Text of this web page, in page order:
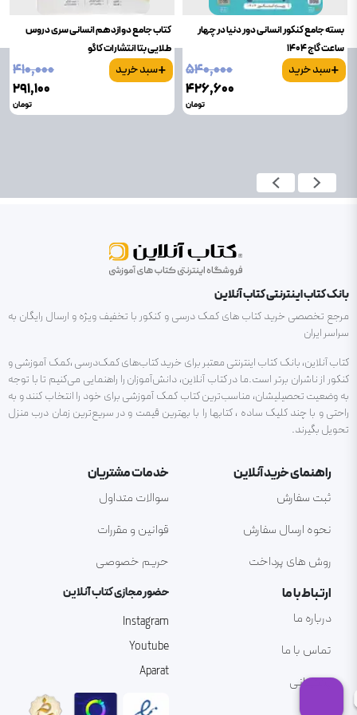
بسته جامع کنکور انسانی دور دنیا در چهار
ساعت گاج 1404
+سبد خرید
۵۴۰٬۰۰۰
۴۲۶٬۶۰۰
تومان
کتاب جامع دوازدهم انسانی سری دروس
طلایی بتا انتشارات کاگو
+سبد خرید
۴۱۰٬۰۰۰
۲۹۱٬۱۰۰
تومان
بانک کتاب اینترنتی کتاب آنلاین
مرجع تخصصی خرید کتاب های کمک درسی و کنکور با تخفیف ویژه و ارسال رایگان به
سراسر ایران
کتاب آنلاین، بانک کتاب اینترنتی معتبر برای خرید کتاب‌های کمک‌درسی ،کمک آموزشی و
کنکور از ناشران برتر است.ما در کتاب آنلاین، دانش‌آموزان را راهنمایی می‌کنیم تا با توجه
به وضعیت تحصیلیشان، مناسب‌ترین کتاب کمک آموزشی برای خود را انتخاب کنند و به
راحتی و با چند کلیک ساده ، کتابها را با بهترین قیمت و در سریع‌ترین زمان درب منزل
تحویل بگیرند.
راهنمای خرید آنلاین
ثبت سفارش
نحوه ارسال سفارش
روش های پرداخت
خدمات مشتریان
سوالات متداول
قوانین و مقررات
حریم خصوصی
ارتباط با ما
درباره ما
تماس با ما
پشتیبانی
حضور مجازی کتاب آنلاین
Instagram
Youtube
Aparat